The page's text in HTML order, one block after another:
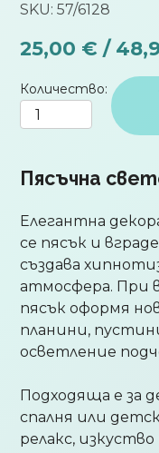
SKU: 57/6128
25,00 € /
Количество
Пясъчна
Елегантна
се пясък и
създава
атмосфера. При
пясък оформя
планини,
осветление
Подходяща е за
спалня или
релакс,